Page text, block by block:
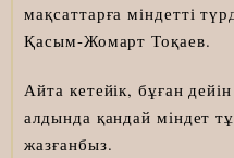
мақсаттарға міндетті
Қасым-Жомарт Тоқаев.
Айта кетейік, бұған
алдында қандай міндет
жазғанбыз.